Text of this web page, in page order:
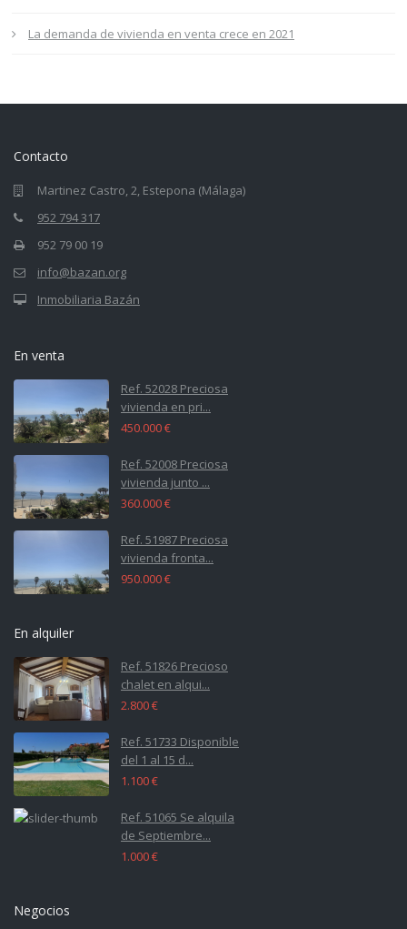
La demanda de vivienda en venta crece en 2021
Contacto
Martinez Castro, 2, Estepona (Málaga)
952 794 317
952 79 00 19
info@bazan.org
Inmobiliaria Bazán
En venta
Ref. 52028 Preciosa
vivienda en pri...
450.000 €
Ref. 52008 Preciosa
vivienda junto ...
360.000 €
Ref. 51987 Preciosa
vivienda fronta...
950.000 €
En alquiler
Ref. 51826 Precioso
chalet en alqui...
2.800 €
Ref. 51733 Disponible
del 1 al 15 d...
1.100 €
Ref. 51065 Se alquila
de Septiembre...
1.000 €
Negocios